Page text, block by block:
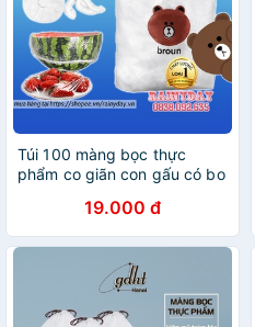
Túi 100 màng bọc thực
phẩm co giãn con gấu có bo
quản thức ăn đa năng
19.000 đ